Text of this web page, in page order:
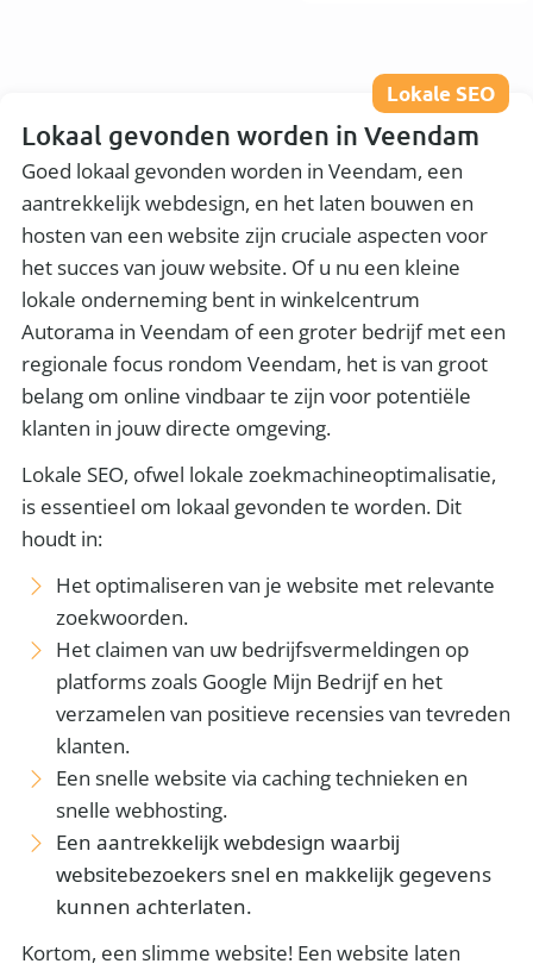
Lokale SEO
Lokaal gevonden worden in Veendam
Goed lokaal gevonden worden in Veendam, een
aantrekkelijk webdesign, en het laten bouwen en
hosten van een website zijn cruciale aspecten voor
het succes van jouw website. Of u nu een kleine
lokale onderneming bent in winkelcentrum
Autorama in Veendam of een groter bedrijf met een
regionale focus rondom Veendam, het is van groot
belang om online vindbaar te zijn voor potentiële
klanten in jouw directe omgeving.
Lokale SEO, ofwel lokale zoekmachineoptimalisatie,
is essentieel om lokaal gevonden te worden. Dit
houdt in:
Het optimaliseren van je website met relevante
zoekwoorden.
Het claimen van uw bedrijfsvermeldingen op
platforms zoals Google Mijn Bedrijf en het
verzamelen van positieve recensies van tevreden
klanten.
Een snelle website via caching technieken en
snelle webhosting.
Een aantrekkelijk webdesign waarbij
websitebezoekers snel en makkelijk gegevens
kunnen achterlaten.
Kortom, een slimme website! Een website laten